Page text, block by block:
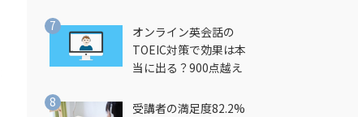
オンライン英会話の
TOEIC対策で効果は本
当に出る？900点越え
受講者の満足度82.2%